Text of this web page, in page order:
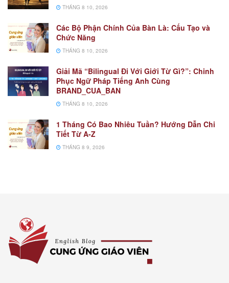
THÁNG 8 10, 2026
Các Bộ Phận Chính Của Bàn Là: Cấu Tạo và
Chức Năng
THÁNG 8 10, 2026
Giải Mã “Bilingual Đi Với Giới Từ Gì?”: Chinh
Phục Ngữ Pháp Tiếng Anh Cùng
BRAND_CUA_BAN
THÁNG 8 10, 2026
1 Tháng Có Bao Nhiêu Tuần? Hướng Dẫn Chi
Tiết Từ A-Z
THÁNG 8 9, 2026